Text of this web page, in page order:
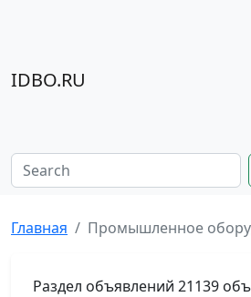
IDBO.RU
Главная Промышленное
Раздел объявлений 21139